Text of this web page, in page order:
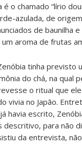
o chamado “lírio
azulada, de
de baunilha e
aroma de frutas
tinha previsto
do chá, na qual
o ritual que
vivia no Japão.
havia escrito,
para não
da entrevista,